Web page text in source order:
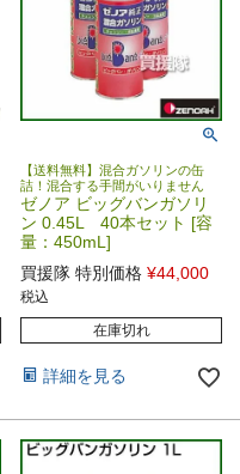
【送料無料】混合ガソリンの缶
詰！混合する手間がいりません
ゼノア ビッグバンガソリ
ン 0.45L 40本セット [容
量：450mL]
買援隊 特別価格 ¥44,000
税込
在庫切れ
詳細を見る